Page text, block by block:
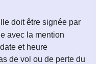
doit être signée par
avec la mention
et heure
de vol ou de perte du